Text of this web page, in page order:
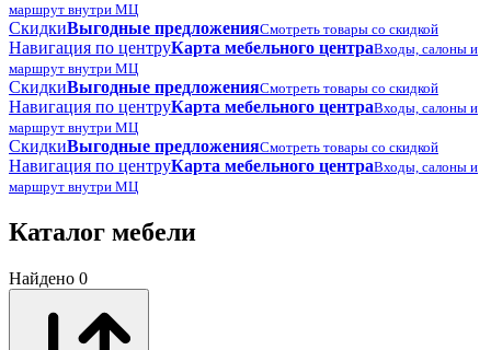
маршрут внутри МЦ
СкидкиВыгодные предложенияСмотреть товары со скидкой
Навигация по центруКарта мебельного центраВходы, салоны и
маршрут внутри МЦ
СкидкиВыгодные предложенияСмотреть товары со скидкой
Навигация по центруКарта мебельного центраВходы, салоны и
маршрут внутри МЦ
СкидкиВыгодные предложенияСмотреть товары со скидкой
Навигация по центруКарта мебельного центраВходы, салоны и
маршрут внутри МЦ
Каталог мебели
Найдено 0